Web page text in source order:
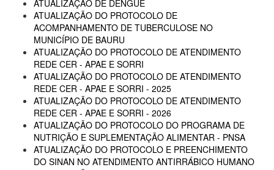
ATUALIZAÇÃO DE DENGUE
ATUALIZAÇÃO DO PROTOCOLO DE
ACOMPANHAMENTO DE TUBERCULOSE NO
MUNICÍPIO DE BAURU
ATUALIZAÇÃO DO PROTOCOLO DE ATENDIMENTO
REDE CER - APAE E SORRI
ATUALIZAÇÃO DO PROTOCOLO DE ATENDIMENTO
REDE CER - APAE E SORRI - 2025
ATUALIZAÇÃO DO PROTOCOLO DE ATENDIMENTO
REDE CER - APAE E SORRI - 2026
ATUALIZAÇÃO DO PROTOCOLO DO PROGRAMA DE
NUTRIÇÃO E SUPLEMENTAÇÃO ALIMENTAR - PNSA
ATUALIZAÇÃO DO PROTOCOLO E PREENCHIMENTO
DO SINAN NO ATENDIMENTO ANTIRRÁBICO HUMANO